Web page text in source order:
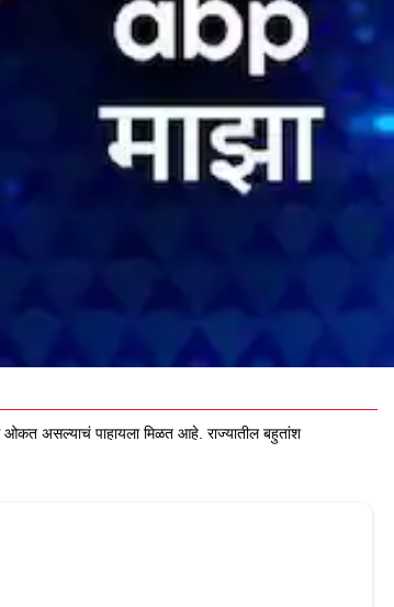
असल्याचं पाहायला मिळत आहे. राज्यातील बहुतांश